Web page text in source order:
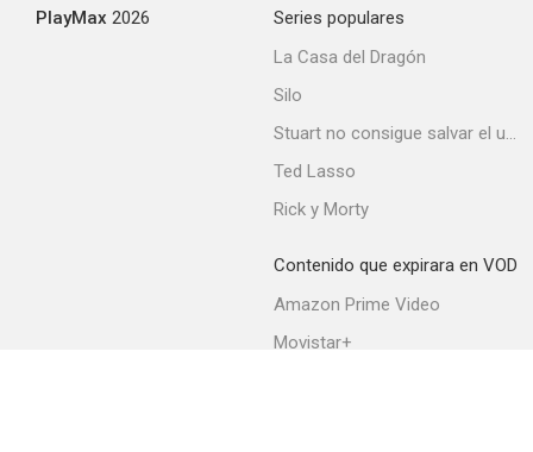
PlayMax 2026
Series populares
La Casa del Dragón
Silo
Stuart no consigue salvar el universo
Ted Lasso
Rick y Morty
Contenido que expirara en VOD
Amazon Prime Video
Movistar+